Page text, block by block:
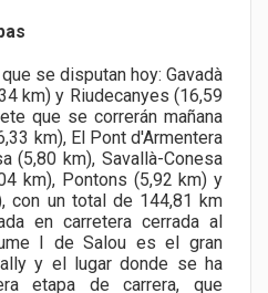
se disputan hoy: Gavadà
km) y Riudecanyes (16,59
que se correrán mañana
km), El Pont d'Armentera
(5,80 km), Savallà-Conesa
km), Pontons (5,92 km) y
con un total de 144,81 km
en carretera cerrada al
I de Salou es el gran
y el lugar donde se ha
etapa de carrera, que